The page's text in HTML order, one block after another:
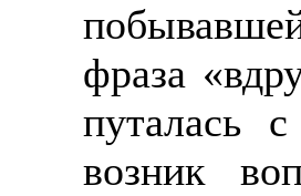
фраза
путалась
возник